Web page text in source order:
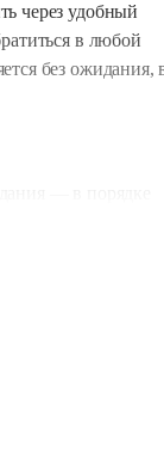
через удобный
в любой
без ожидания,
сроки,